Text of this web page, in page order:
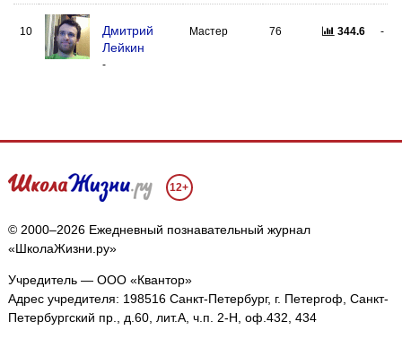
10
Дмитрий
Лейкин
-
Мастер 76 344.6 -
12+
© 2000–2026 Ежедневный познавательный журнал
«ШколаЖизни.ру»
Учредитель — ООО «Квантор»
Адрес учредителя: 198516 Санкт-Петербург, г. Петергоф, Санкт-
Петербургский пр., д.60, лит.А, ч.п. 2-Н, оф.432, 434